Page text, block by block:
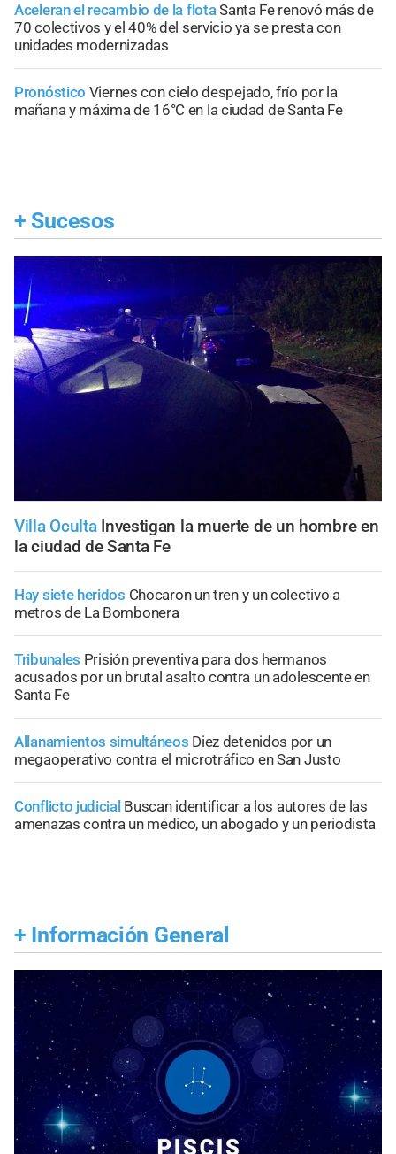
Aceleran el recambio de la flotaSanta Fe renovó más de
70 colectivos y el 40% del servicio ya se presta con
unidades modernizadas
Pronóstico Viernes con cielo despejado, frío por la
mañana y máxima de 16°C en la ciudad de Santa Fe
+ Sucesos
Villa Oculta Investigan la muerte de un hombre en
la ciudad de Santa Fe
Hay siete heridos Chocaron un tren y un colectivo a
metros de La Bombonera
Tribunales Prisión preventiva para dos hermanos
acusados por un brutal asalto contra un adolescente en
Santa Fe
Allanamientos simultáneos Diez detenidos por un
megaoperativo contra el microtráfico en San Justo
Conflicto judicial Buscan identificar a los autores de las
amenazas contra un médico, un abogado y un periodista
+ Información General